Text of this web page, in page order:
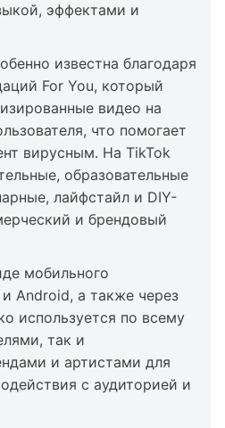
эффектами и
известна благодаря
For You, который
видео на
что помогает
вирусным. На TikTok
образовательные
лайфстайл и DIY-
и брендовый
мобильного
Android, а также через
используется по всему
так и
и артистами для
с аудиторией и